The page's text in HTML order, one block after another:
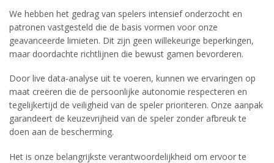
We hebben het gedrag van spelers intensief onderzocht en
patronen vastgesteld die de basis vormen voor onze
geavanceerde limieten. Dit zijn geen willekeurige beperkingen,
maar doordachte richtlijnen die bewust gamen bevorderen.
Door live data-analyse uit te voeren, kunnen we ervaringen op
maat creëren die de persoonlijke autonomie respecteren en
tegelijkertijd de veiligheid van de speler prioriteren. Onze aanpak
garandeert de keuzevrijheid van de speler zonder afbreuk te
doen aan de bescherming.
Het is onze belangrijkste verantwoordelijkheid om ervoor te